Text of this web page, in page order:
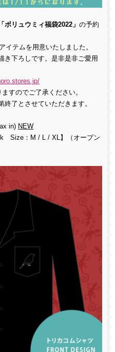
「ボリュウミィ福袋2022」 の予約
イテムを用意いたしました。
き下ろしです。是非是非ご愛用
すのでご了承ください。
了とさせていただきます。
in) NEW
Size：M / L / XL】（オープン